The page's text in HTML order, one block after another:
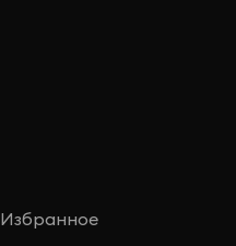
Избранное